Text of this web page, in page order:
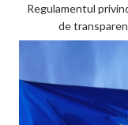
Regulamentul
de